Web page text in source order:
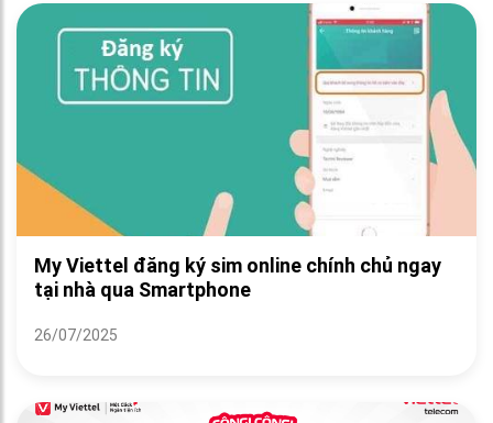
My Viettel đăng ký sim online chính chủ ngay
tại nhà qua Smartphone
26/07/2025